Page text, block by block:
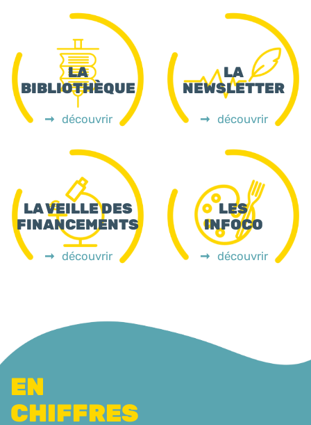
LA
BIBLIOTHÈQUE
découvrir
LA
NEWSLETTER
découvrir
LA VEILLE DES
FINANCEMENTS
découvrir
LES
INFOCO
découvrir
EN
CHIFFRES